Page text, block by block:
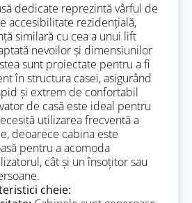
dedicate reprezintă vârful de
accesibilitate rezidențială,
similară cu cea a unui lift
nevoilor și dimensiunilor
sunt proiectate pentru a fi
în structura casei, asigurând
și extrem de confortabil
de casă este ideal pentru
utilizarea frecventă a
deoarece cabina este
pentru a acomoda
cât și un însoțitor sau
cheie: